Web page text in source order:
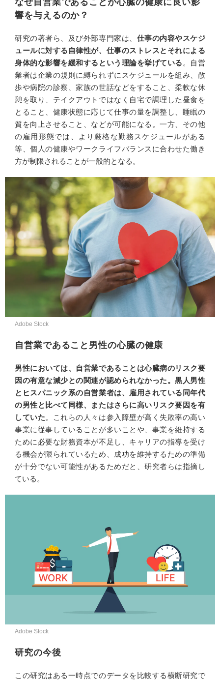
なぜ自営業であることが心臓の健康に良い影
響を与えるのか？
研究の著者ら、及び外部専門家は、 仕事の内容やスケジ
ュールに対する自律性が、仕事のストレスとそれによる
身体的な影響を緩和するという理論を挙げている 。自営
業者は企業の規則に縛られずにスケジュールを組み、散
歩や病院の診察、家族の世話などをすること、柔軟な休
憩を取り、テイクアウトではなく自宅で調理した昼食を
とること、健康状態に応じて仕事の量を調整し、睡眠の
質を向上させること、などが可能になる。一方、その他
の雇用形態では、より厳格な勤務スケジュールがある
等、個人の健康やワークライフバランスに合わせた働き
方が制限されることが一般的となる。
Adobe Stock
自営業であること男性の心臓の健康
男性においては、自営業であることは心臓病のリスク要
因の有意な減少との関連が認められなかった。黒人男性
とヒスパニック系の自営業者は、雇用されている同年代
の男性と比べて同様、またはさらに高いリスク要因を有
していた。これらの人々は参入障壁が高く失敗率の高い
事業に従事していることが多いことや、事業を維持する
ために必要な財務資本が不足し、キャリアの指導を受け
る機会が限られているため、成功を維持するための準備
が十分でない可能性があるためだと、研究者らは指摘し
ている。
Adobe Stock
研究の今後
この研究はある一時点でのデータを比較する横断研究で